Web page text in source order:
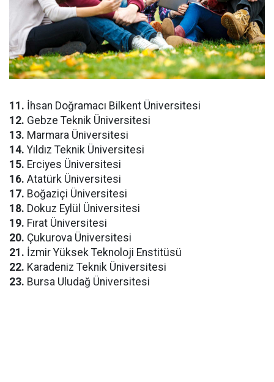
11. İhsan Doğramacı Bilkent Üniversitesi
12. Gebze Teknik Üniversitesi
13. Marmara Üniversitesi
14. Yıldız Teknik Üniversitesi
15. Erciyes Üniversitesi
16. Atatürk Üniversitesi
17. Boğaziçi Üniversitesi
18. Dokuz Eylül Üniversitesi
19. Fırat Üniversitesi
20. Çukurova Üniversitesi
21. İzmir Yüksek Teknoloji Enstitüsü
22. Karadeniz Teknik Üniversitesi
23. Bursa Uludağ Üniversitesi